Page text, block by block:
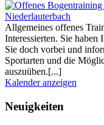
Allgemeines offenes
Interessierten. Sie haben
Sie doch vorbei und
Sportarten und die
auszuüben.[...]
Kalender anzeigen
Neuigkeiten